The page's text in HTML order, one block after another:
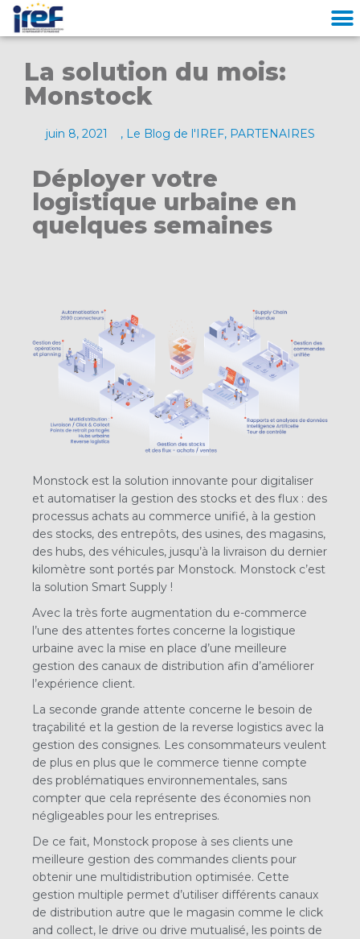
La solution du mois:
Monstock
juin 8, 2021 , Le Blog de l'IREF, PARTENAIRES
Déployer votre
logistique urbaine en
quelques semaines
Monstock est la solution innovante pour digitaliser
et automatiser la gestion des stocks et des flux : des
processus achats au commerce unifié, à la gestion
des stocks, des entrepôts, des usines, des magasins,
des hubs, des véhicules, jusqu’à la livraison du dernier
kilomètre sont portés par Monstock. Monstock c’est
la solution Smart Supply !
Avec la très forte augmentation du e-commerce
l’une des attentes fortes concerne la logistique
urbaine avec la mise en place d’une meilleure
gestion des canaux de distribution afin d’améliorer
l’expérience client.
La seconde grande attente concerne le besoin de
traçabilité et la gestion de la reverse logistics avec la
gestion des consignes. Les consommateurs veulent
de plus en plus que le commerce tienne compte
des problématiques environnementales, sans
compter que cela représente des économies non
négligeables pour les entreprises.
De ce fait, Monstock propose à ses clients une
meilleure gestion des commandes clients pour
obtenir une multidistribution optimisée. Cette
gestion multiple permet d’utiliser différents canaux
de distribution autre que le magasin comme le click
and collect, le drive ou drive mutualisé, les points de
Cookies management panel